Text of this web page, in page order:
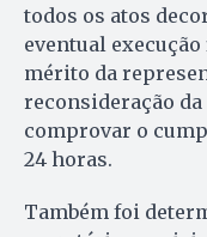
todos os atos
eventual
mérito da
reconsideração da
comprovar o
24 horas.
Também foi